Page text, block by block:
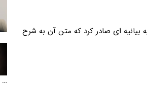
بیانیه ای صادر کرد که متن آن به شرح
…